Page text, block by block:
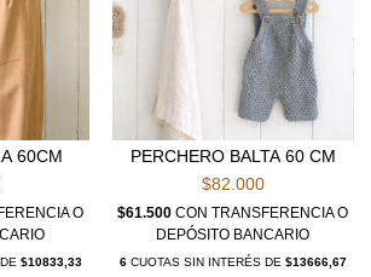
60CM
O
$10833,33
PERCHERO BALTA 60 CM
$82.000
$61.500 CON TRANSFERENCIA O
DEPÓSITO BANCARIO
6CUOTAS SIN INTERÉS DE $13666,67